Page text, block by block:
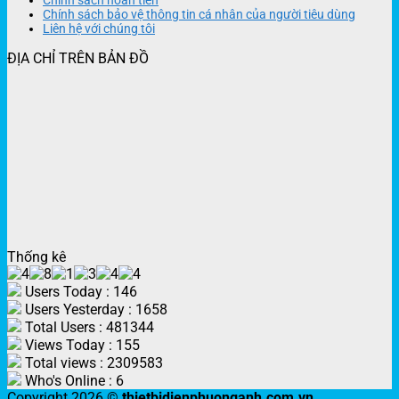
Chính sách bảo vệ thông tin cá nhân của người tiêu dùng
Liên hệ với chúng tôi
ĐỊA CHỈ TRÊN BẢN ĐỒ
Thống kê
Users Today : 146
Users Yesterday : 1658
Total Users : 481344
Views Today : 155
Total views : 2309583
Who's Online : 6